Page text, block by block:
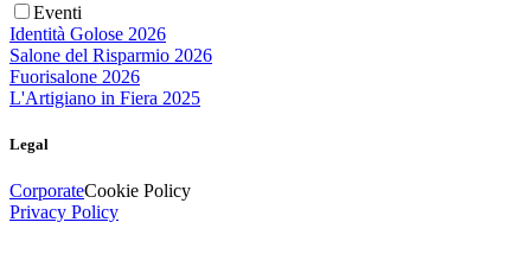
Eventi
Identità Golose 2026
Salone del Risparmio 2026
Fuorisalone 2026
L'Artigiano in Fiera 2025
Legal
CorporateCookie Policy
Privacy Policy